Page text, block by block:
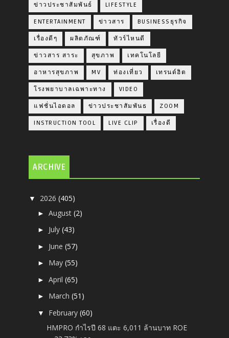
ข่าวประชาสัมพันธ์ LIFESTYLE
ENTERTAINMENT ข่าวสาร BUSINESSธุรกิจ
เรื่องดีๆ ผลิตภัณฑ์ ทัวร์ไหนดี
ข่าวสาร สาระ สุขภาพ เทคโนโลยี
อาหารสุขภาพ MV ท่องเที่ยว เทรนด์ฮิต
โรงพยาบาลเฉพาะทาง VIDEO
แฟชั่นไอดอล ข่าวประชาสัมพันธ ZOOM
INSTRUCTION TOOL LIVE CLIP เรื่องดี
ARCHIVE
▼ 2026(405)
►August(2)
► July(43)
► June(57)
► May(55)
►April(65)
► March(51)
▼ February(60)
HMPRO กำไรปี 68 แตะ 6,011 ล้านบาท ROE